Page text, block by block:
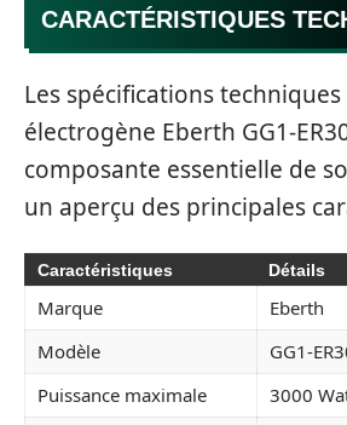
CARACTÉRISTIQUES
Les spécifications
électrogène Eberth GG1-
composante essentielle de
un aperçu des principales
Caractéristiques Détails
Marque
Eberth
Modèle
GG1-
Puissance maximale
3000